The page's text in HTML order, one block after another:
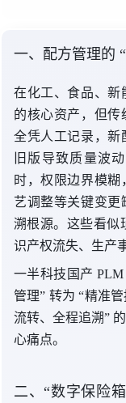
一、配方管理的 “
在化工、食品、新
的核心资产，但传
全凭人工记录，新
旧版导致质量波
时，权限边界模
艺调整等关键变更
溯根源。这些看似
识产权流失、生产
一半科技国产
管理” 转为 “精准
流转、全程追溯” 的
心痛点。
二、“数字保险箱